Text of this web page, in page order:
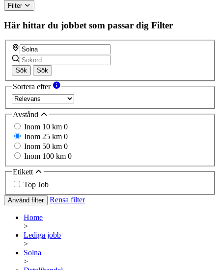
Filter
Här hittar du jobbet som passar dig Filter
Sök Sök
Sortera efter
Avstånd
Inom 10 km 0
Inom 25 km 0
Inom 50 km 0
Inom 100 km 0
Etikett
Top Job
Använd filter Rensa filter
Home
>
Lediga jobb
>
Solna
>